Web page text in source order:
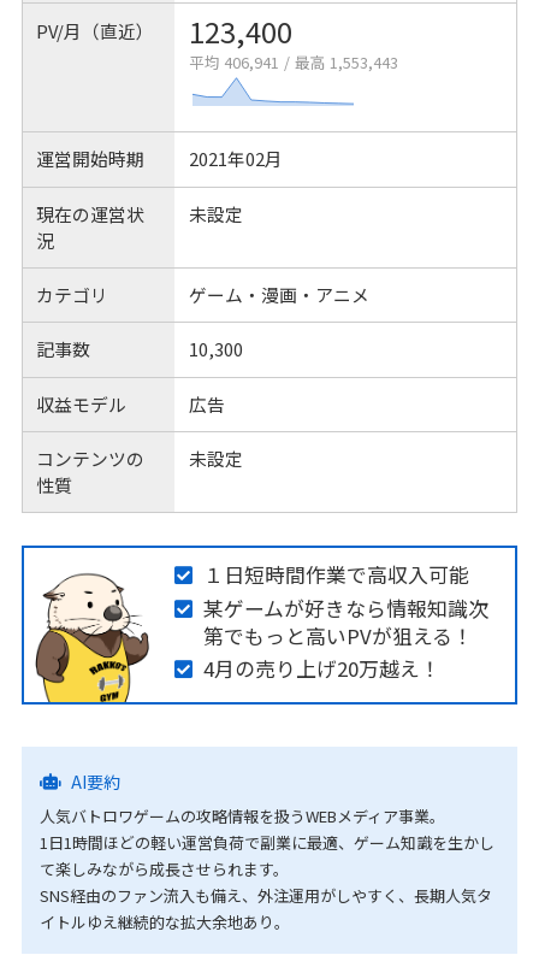
PV/月（直近） 123,400
平均 406,941 / 最高 1,553,443
運営開始時期 2021年02月
現在の運営状
況
未設定
カテゴリ ゲーム・漫画・アニメ
記事数 10,300
収益モデル 広告
コンテンツの
性質
未設定
１日短時間作業で高収入可能
某ゲームが好きなら情報知識次
第でもっと高いPVが狙える！
4月の売り上げ20万越え！
AI要約
人気バトロワゲームの攻略情報を扱うWEBメディア事業。
1日1時間ほどの軽い運営負荷で副業に最適、ゲーム知識を生かし
て楽しみながら成長させられます。
SNS経由のファン流入も備え、外注運用がしやすく、長期人気タ
イトルゆえ継続的な拡大余地あり。